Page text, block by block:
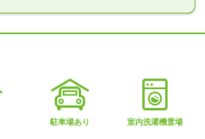
駐車場あり 室内洗濯機置場